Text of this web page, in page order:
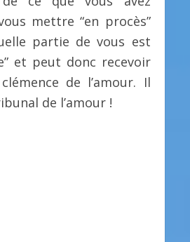
mettre “en procès”
partie de vous est
et peut donc recevoir
de l’amour. Il
de l’amour !